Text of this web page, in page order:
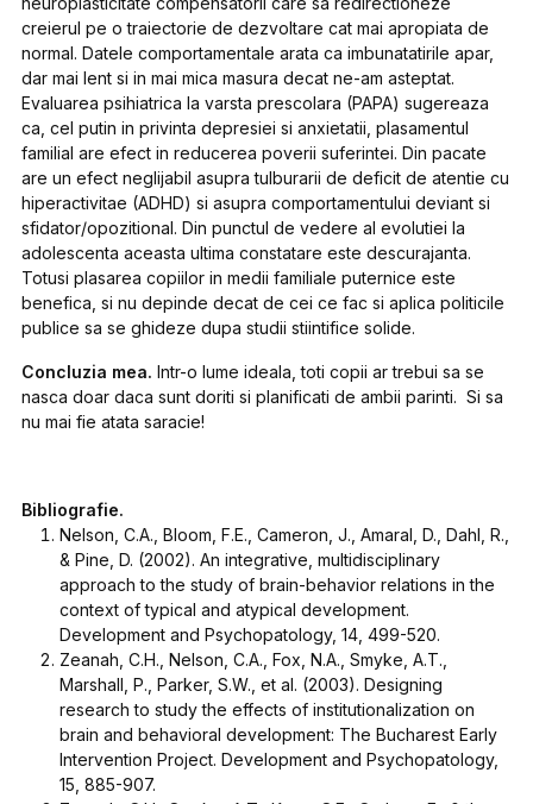
creierul pe o traiectorie de dezvoltare cat mai apropiata de
normal. Datele comportamentale arata ca imbunatatirile apar,
dar mai lent si in mai mica masura decat ne-am asteptat.
Evaluarea psihiatrica la varsta prescolara (PAPA) sugereaza
ca, cel putin in privinta depresiei si anxietatii, plasamentul
familial are efect in reducerea poverii suferintei. Din pacate
are un efect neglijabil asupra tulburarii de deficit de atentie cu
hiperactivitae (ADHD) si asupra comportamentului deviant si
sfidator/opozitional. Din punctul de vedere al evolutiei la
adolescenta aceasta ultima constatare este descurajanta.
Totusi plasarea copiilor in medii familiale puternice este
benefica, si nu depinde decat de cei ce fac si aplica politicile
publice sa se ghideze dupa studii stiintifice solide.
Concluzia mea.Intr-o lume ideala, toti copii ar trebui sa se
nasca doar daca sunt doriti si planificati de ambii parinti. Si sa
nu mai fie atata saracie!
Bibliografie.
Nelson, C.A., Bloom, F.E., Cameron, J., Amaral, D., Dahl, R.,
& Pine, D. (2002). An integrative, multidisciplinary
approach to the study of brain-behavior relations in the
context of typical and atypical development.
Development and Psychopatology, 14,499-520.
Zeanah, C.H., Nelson, C.A., Fox, N.A., Smyke, A.T.,
Marshall, P., Parker, S.W., et al. (2003). Designing
research to study the effects of institutionalization on
brain and behavioral development: The Bucharest Early
Intervention Project.Development and Psychopatology,
15,885-907.